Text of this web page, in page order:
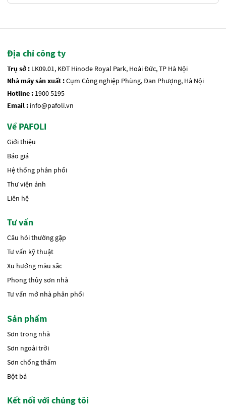
Địa chỉ công ty
Trụ sở : LK09.01, KĐT Hinode Royal Park, Hoài Đức, TP Hà Nội
Nhà máy sản xuất :Cụm Công nghiệp Phùng, Đan Phượng, Hà Nội
Hotline : 1900 5195
Email : info@pafoli.vn
Về PAFOLI
Giới thiệu
Báo giá
Hệ thống phân phối
Thư viện ảnh
Liên hệ
Tư vấn
Câu hỏi thường gặp
Tư vấn kỹ thuật
Xu hướng màu sắc
Phong thủy sơn nhà
Tư vấn mở nhà phân phối
Sản phẩm
Sơn trong nhà
Sơn ngoài trời
Sơn chống thấm
Bột bả
Kết nối với chúng tôi